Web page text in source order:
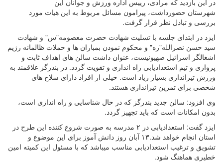
شهرستان حضورداشت، پیرامون مسائل مربوط به این هیات مورد
بررسی و تبادل نظر قرار گرفت.
️ایزد در ابتدای جلسه با تسلیت شهادت حضرت معصومه"س" و شهادت
سید حسن نصرالله"ره" و محکوم نمودن بمباران ها و حملات ظالمانه رژیم
اشغالگر اسرائیل صهیونیست، عنوان داشت سالن های اهداف ثابت و
پروازی و تیم استعدادیابی راه اندازی و تقویت گردد. در بندرگز علاقمند به
ورزش تیراندازی بسیار زیاد است. خیلی از افراد دارای سلاح های
شخصی برای تمرین تیراندازی هستند.
️وی افزود: سالن جدید بندرگز که در حال شناسایی و راه اندازی است،
بدون امکانات است که باید تجهیز گردد.
ایزد گفت: استعدادیابی در ۲ مدرسه به صورت شروع کننده این طرح در
استان انجام خواهد شد.۱۳ آبان روز دانش آموز برای این موضوع و
تشویق و ترغیب استعدادیابی مناسب میباشد که با مسئول این کمیته امین
خطیری هماهنگ شود.